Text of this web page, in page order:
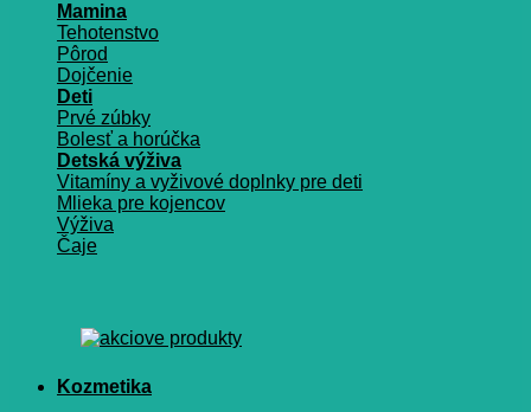
Mamina
Tehotenstvo
Pôrod
Dojčenie
Deti
Prvé zúbky
Bolesť a horúčka
Detská výživa
Vitamíny a vyživové doplnky pre deti
Mlieka pre kojencov
Výživa
Čaje
Kozmetika